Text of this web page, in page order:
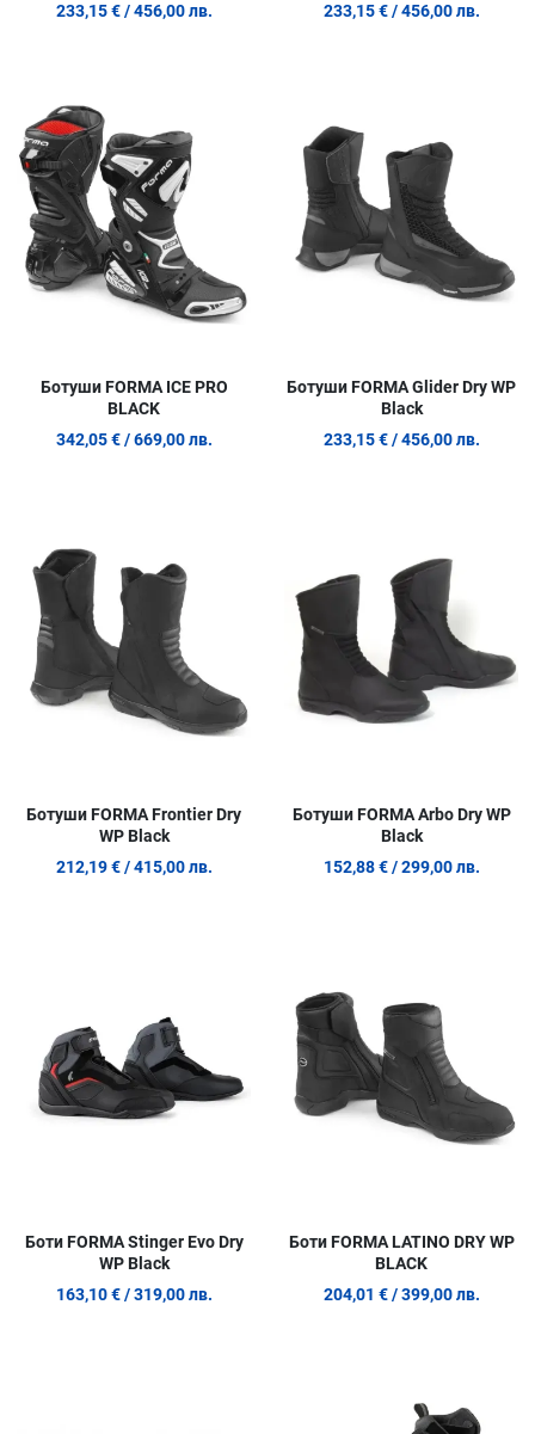
233,15 € / 456,00 лв. 233,15 € / 456,00 лв.
Сравни продукт
Quick View
Ботуши FORMA ICE PRO
BLACK
342,05 € / 669,00 лв.
Ботуши FORMA Glider Dry WP
Black
233,15 € / 456,00 лв.
Quick View
Ботуши FORMA Frontier Dry
WP Black
212,19 € / 415,00 лв.
Ботуши FORMA Arbo Dry WP
Black
152,88 € / 299,00 лв.
Сравни продукт
Quick View
Боти FORMA Stinger Evo Dry
WP Black
163,10 € / 319,00 лв.
Боти FORMA LATINO DRY WP
BLACK
204,01 € / 399,00 лв.